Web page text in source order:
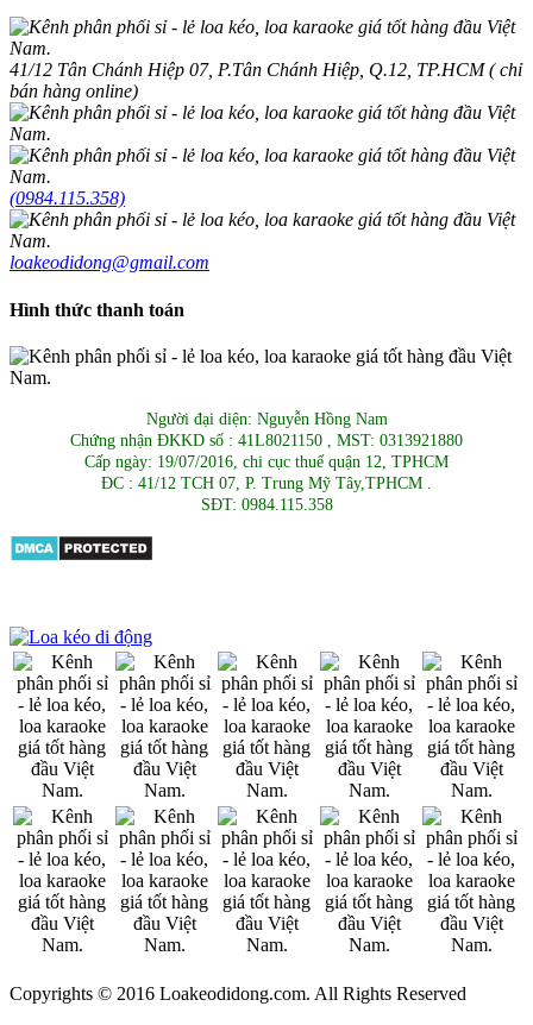
41/12 Tân Chánh Hiệp 07, P.Tân Chánh Hiệp, Q.12, TP.HCM ( chỉ
bán hàng online)
(0984.115.358)
loakeodidong@gmail.com
Hình thức thanh toán
Người đại diện: Nguyễn Hồng Nam
Chứng nhận ĐKKD số : 41L8021150 , MST: 0313921880
Cấp ngày: 19/07/2016, chi cục thuế quận 12, TPHCM
ĐC : 41/12 TCH 07, P. Trung Mỹ Tây,TPHCM .
SĐT: 0984.115.358
Copyrights © 2016 Loakeodidong.com. All Rights Reserved